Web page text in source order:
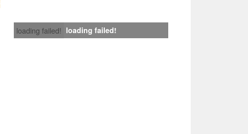
loading failed! loading failed!